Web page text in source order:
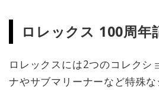
ロレックス 100周年
ロレックスには2つのコレクシ
ナやサブマリーナーなど特殊